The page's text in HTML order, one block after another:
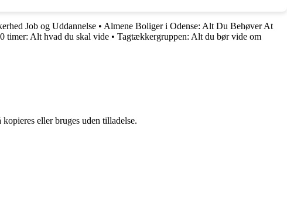
Job og Uddannelse • Almene Boliger i Odense: Alt Du Behøver At
timer: Alt hvad du skal vide • Tagtækkergruppen: Alt du bør vide om
eller bruges uden tilladelse.